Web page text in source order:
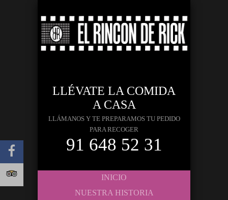
LLÉVATE LA COMIDA
A CASA
LLÁMANOS Y TE PREPARAMOS TU PEDIDO
PARA RECOGER
91 648 52 31
INICIO
NUESTRA HISTORIA